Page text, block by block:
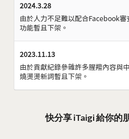
2024.3.28
由於人力不足難以配合Facebook
功能暫且下架。
2023.11.13
由於貢獻紀錄參雜許多腥羶內容與
燒燙燙新詞暫且下架。
快分享 iTaigi 給你的